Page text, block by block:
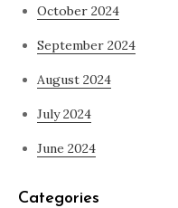
October 2024
September 2024
August 2024
July 2024
June 2024
Categories